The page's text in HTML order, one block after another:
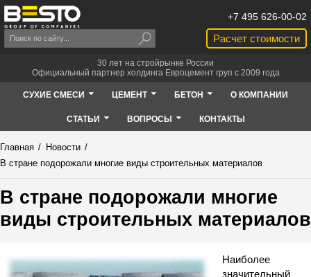
Расчет стоимости
+7 495 626-00-02
30 лет на стройрынке России
Официальный партнер холдинга Евроцемент груп с 2009 года
СУХИЕ СМЕСИ ЦЕМЕНТ БЕТОН О КОМПАНИИ
СТАТЬИ ВОПРОСЫ КОНТАКТЫ
Главная / Новости /
В стране подорожали многие виды строительных материалов
В стране подорожали многие
виды строительных материалов
Наиболее
значительный